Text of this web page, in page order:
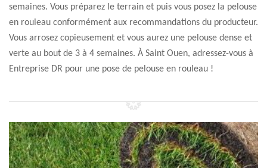
semaines. Vous préparez le terrain et puis vous posez la pelouse
en rouleau conformément aux recommandations du producteur.
Vous arrosez copieusement et vous aurez une pelouse dense et
verte au bout de 3 à 4 semaines. À Saint Ouen, adressez-vous à
Entreprise DR pour une pose de pelouse en rouleau !